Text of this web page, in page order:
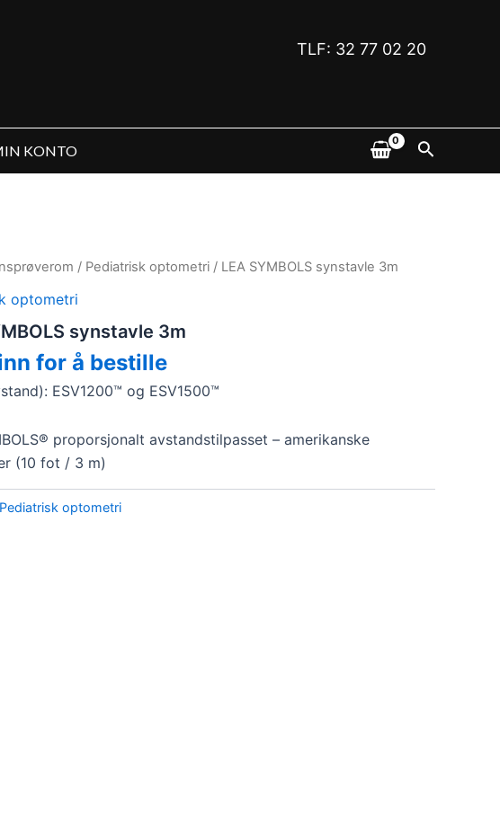
TLF: 32 77 02 20
KONTO Søk
/ Pediatrisk optometri / LEA SYMBOLS synstavle 3m
optometri
synstavle 3m
for å bestille
ESV1200™ og ESV1500™
proporsjonalt avstandstilpasset – amerikanske
(10 fot / 3 m)
Pediatrisk optometri